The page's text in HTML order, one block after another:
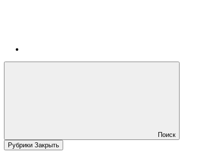
Поиск
Рубрики Закрыть